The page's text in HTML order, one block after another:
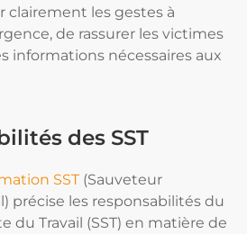
clairement les gestes à
de rassurer les victimes
informations nécessaires aux
des SST
SST(Sauveteur
précise les responsabilités du
du Travail (SST) en matière de